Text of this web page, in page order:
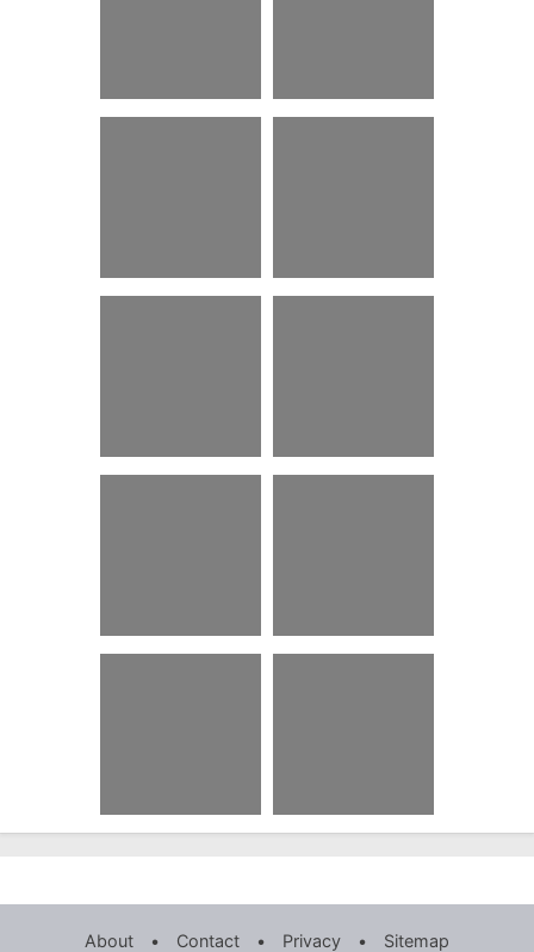
28 Teks Drama
40 Script Podcast
16 Contoh Kutipan
53 Naskah Teater
53 Contoh Ucapan
83 Teks Drama
45 Soal Dan
32 Kata Kata Untuk
14 Gambar Logo
13 Gombalan Hujan
About • Contact • Privacy • Sitemap